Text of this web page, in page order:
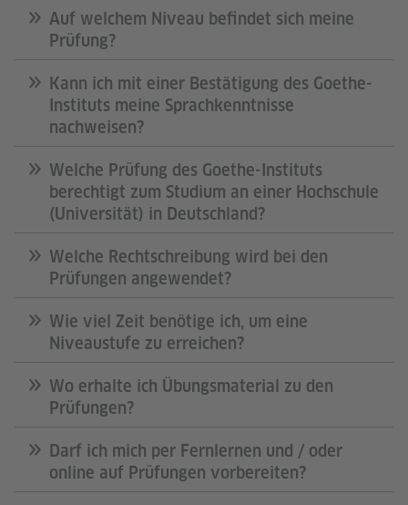
Auf welchem Niveau befindet sich meine
Prüfung?
Kann ich mit einer Bestätigung des Goethe-
Instituts meine Sprachkenntnisse
nachweisen?
Welche Prüfung des Goethe-Instituts
berechtigt zum Studium an einer Hochschule
(Universität) in Deutschland?
Welche Rechtschreibung wird bei den
Prüfungen angewendet?
Wie viel Zeit benötige ich, um eine
Niveaustufe zu erreichen?
Wo erhalte ich Übungsmaterial zu den
Prüfungen?
Darf ich mich per Fernlernen und / oder
online auf Prüfungen vorbereiten?